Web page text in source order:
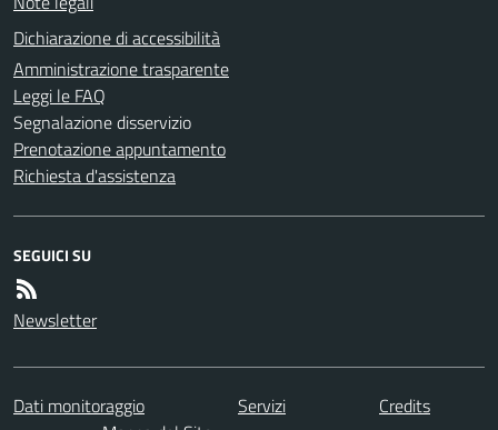
Dichiarazione di accessibilità
Amministrazione trasparente
Leggi le FAQ
Segnalazione disservizio
Prenotazione appuntamento
Richiesta d'assistenza
SEGUICI SU
Newsletter
Dati monitoraggio Servizi
Credits